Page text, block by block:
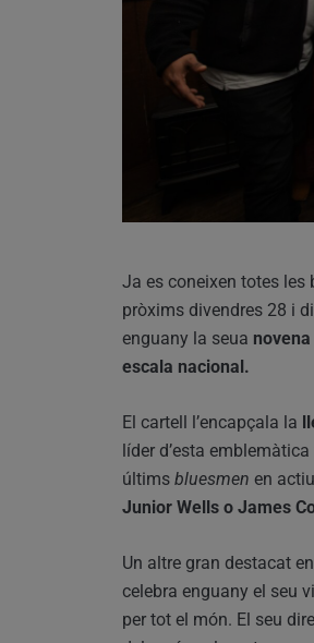
Ja es coneixen totes les
pròxims divendres 28 i
enguany la seua
escala nacional.
El cartell l’encapçala la
líder d’esta
últims bluesmen en actiu
Junior Wells o James
Un altre gran destacat
celebra enguany el seu
per tot el món. El seu